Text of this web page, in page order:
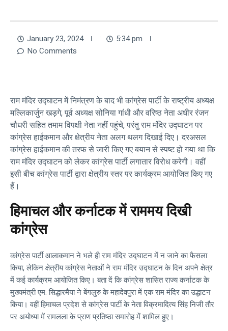
January 23, 2024
5:34 pm
No Comments
राम मंदिर उद्घाटन में निमंत्रण के बाद भी कांग्रेस पार्टी के राष्ट्रीय अध्यक्ष
मल्लिकार्जुन खड़गे, पूर्व अध्यक्ष सोनिया गांधी और वरिष्ठ नेता अधीर रंजन
चौधरी सहित तमाम विपक्षी नेता नहीं पहुंचे, परंतु राम मंदिर उद्घाटन पर
कांग्रेस हाईकमान और क्षेत्रीय नेता अलग थलग दिखाई दिए। दरअसल
कांग्रेस हाईकमान की तरफ से जारी किए गए बयान से स्पष्ट हो गया था कि
राम मंदिर उद्घाटन को लेकर कांग्रेस पार्टी लगातार विरोध करेगी। वहीं
इसी बीच कांग्रेस पार्टी द्वारा क्षेत्रीय स्तर पर कार्यक्रम आयोजित किए गए
हैं।
हिमाचल और कर्नाटक में राममय दिखी
कांग्रेस
कांग्रेस पार्टी आलाकमान ने भले ही राम मंदिर उद्घाटन में न जाने का फैसला
किया, लेकिन क्षेत्रीय कांग्रेस नेताओं ने राम मंदिर उद्घाटन के दिन अपने क्षेत्र
में कई कार्यक्रम आयोजित किए। बता दें कि कांग्रेस शासित राज्य कर्नाटक के
मुख्यमंत्री एम. सिद्धारमैया ने बेंगलुरु के महादेवपुरा में एक राम मंदिर का उद्धाटन
किया। वहीं हिमाचल प्रदेश से कांग्रेस पार्टी के नेता विक्रमादित्य सिंह निजी तौर
पर अयोध्या में रामलला के प्राण प्रतिष्ठा समारोह में शामिल हुए।